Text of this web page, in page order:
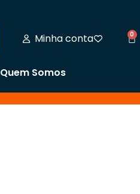
Minha conta 0
Quem Somos